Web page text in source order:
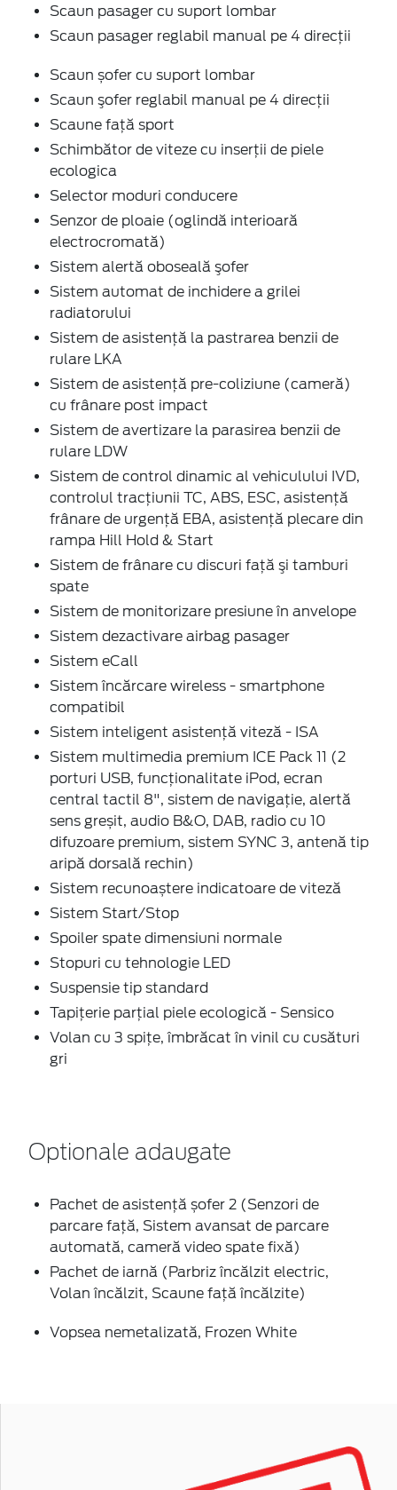
Scaun pasager cu suport lombar
Scaun pasager reglabil manual pe 4 direcții
Scaun șofer cu suport lombar
Scaun şofer reglabil manual pe 4 direcții
Scaune faţă sport
Schimbător de viteze cu inserţii de piele
ecologica
Selector moduri conducere
Senzor de ploaie (oglindă interioară
electrocromată)
Sistem alertă oboseală şofer
Sistem automat de inchidere a grilei
radiatorului
Sistem de asistenţă la pastrarea benzii de
rulare LKA
Sistem de asistenţă pre-coliziune (cameră)
cu frânare post impact
Sistem de avertizare la parasirea benzii de
rulare LDW
Sistem de control dinamic al vehiculului IVD,
controlul tracțiunii TC, ABS, ESC, asistență
frânare de urgență EBA, asistență plecare din
rampa Hill Hold & Start
Sistem de frânare cu discuri faţă şi tamburi
spate
Sistem de monitorizare presiune în anvelope
Sistem dezactivare airbag pasager
Sistem eCall
Sistem încărcare wireless - smartphone
compatibil
Sistem inteligent asistență viteză - ISA
Sistem multimedia premium ICE Pack 11 (2
porturi USB, funcționalitate iPod, ecran
central tactil 8", sistem de navigaţie, alertă
sens greșit, audio B&O, DAB, radio cu 10
difuzoare premium, sistem SYNC 3, antenă tip
aripă dorsală rechin)
Sistem recunoaștere indicatoare de viteză
Sistem Start/Stop
Spoiler spate dimensiuni normale
Stopuri cu tehnologie LED
Suspensie tip standard
Tapiţerie parţial piele ecologică - Sensico
Volan cu 3 spițe, îmbrăcat în vinil cu cusături
gri
Optionale adaugate
Pachet de asistență șofer 2 (Senzori de
parcare faţă, Sistem avansat de parcare
automată, cameră video spate fixă)
Pachet de iarnă (Parbriz încălzit electric,
Volan încălzit, Scaune faţă încălzite)
Vopsea nemetalizată, Frozen White